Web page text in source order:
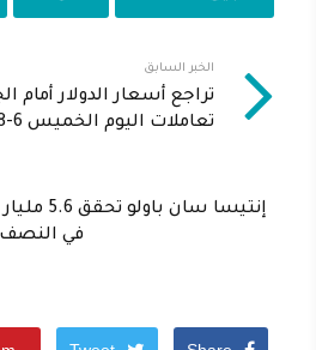
الخبر السابق
تراجع أسعار الدولار أمام
تعاملات اليوم الخميس 6-8-2026
إنتيسا سان
في النصف